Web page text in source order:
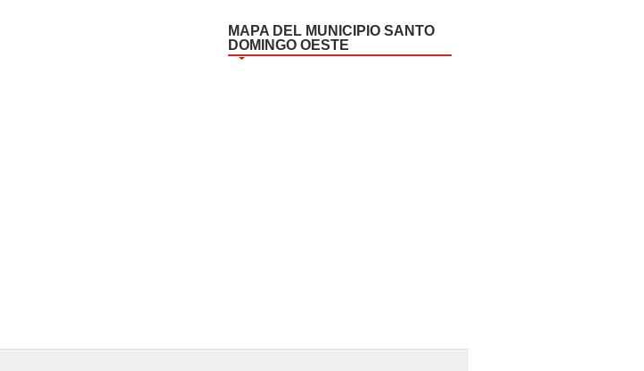
MAPA DEL MUNICIPIO SANTO
DOMINGO OESTE